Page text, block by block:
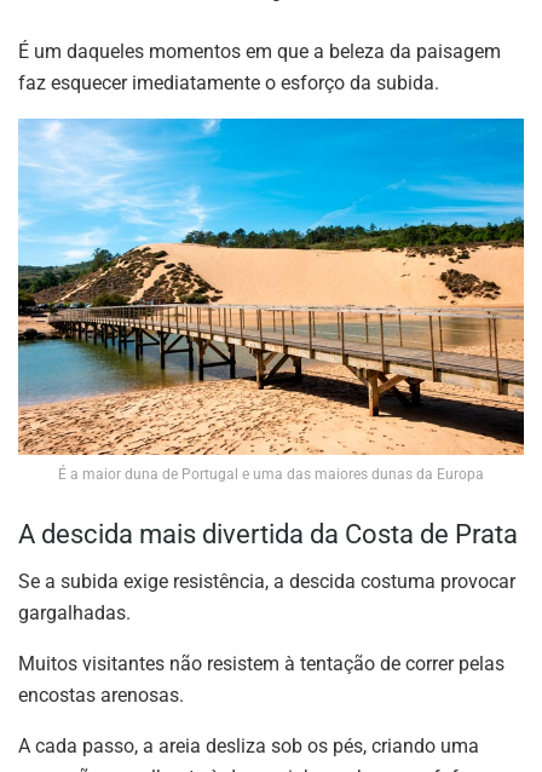
É um daqueles momentos em que a beleza da paisagem
faz esquecer imediatamente o esforço da subida.
É a maior duna de Portugal e uma das maiores dunas da Europa
A descida mais divertida da Costa de Prata
Se a subida exige resistência, a descida costuma provocar
gargalhadas.
Muitos visitantes não resistem à tentação de correr pelas
encostas arenosas.
A cada passo, a areia desliza sob os pés, criando uma